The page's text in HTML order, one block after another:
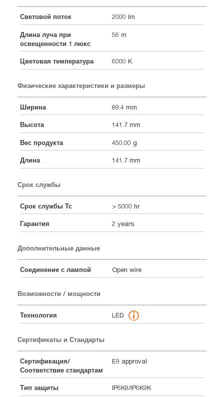
Световой поток 2000 lm
Длина луча при
освещенности 1 люкс
56 m
Цветовая температура 6000 K
Физические характеристики и размеры
Ширина 89.4 mm
Высота 141.7 mm
Вес продукта 450.00 g
Длина 141.7 mm
Срок службы
Срок службы Тс > 5000 hr
Гарантия 2 years
Дополнительные данные
Соединение с лампой Open wire
Возможности / мощности
Технология LED
Сертификаты и Стандарты
Сертификация/
Соответствие стандартам
E9 approval
Тип защиты IP6K8/IP6K9K